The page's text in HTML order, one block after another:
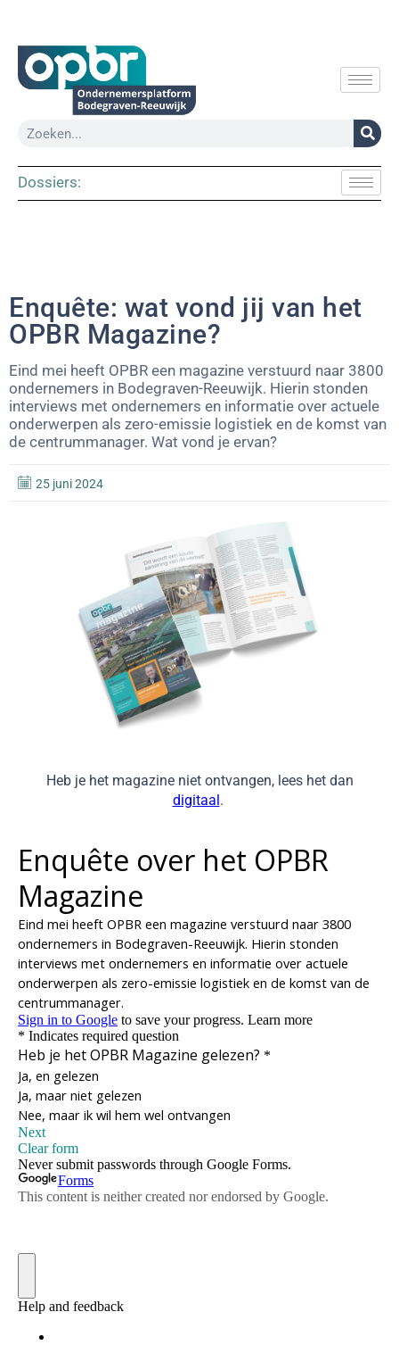
Dossiers:
Enquête: wat vond jij van het
OPBR Magazine?
Eind mei heeft OPBR een magazine verstuurd naar 3800
ondernemers in Bodegraven-Reeuwijk. Hierin stonden
interviews met ondernemers en informatie over actuele
onderwerpen als zero-emissie logistiek en de komst van
de centrummanager. Wat vond je ervan?
25 juni 2024
Heb je het magazine niet ontvangen, lees het dan
digitaal.